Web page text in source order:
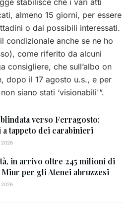
almeno 15 giorni, per essere
o dai possibili interessati.
condizionale anche se ne ho
come riferito da alcuni
consigliere, che sull’albo on
dopo il 17 agosto u.s., e per
siano stati ‘visionabili'”.
verso Ferragosto:
tappeto dei carabinieri
2026
in arrivo oltre 245 milioni di
per gli Atenei abruzzesi
2026